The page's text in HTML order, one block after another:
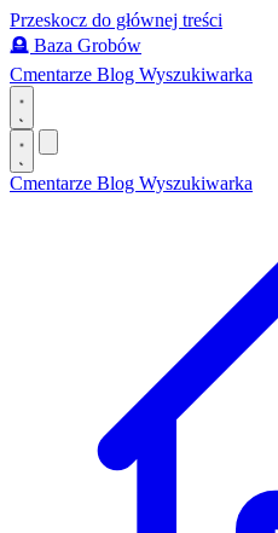
Przeskocz do głównej treści
🪦 Baza Grobów
Cmentarze Blog Wyszukiwarka
Cmentarze Blog Wyszukiwarka